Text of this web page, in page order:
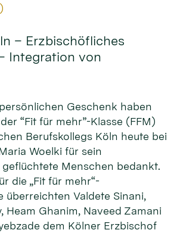
– Erzbischöfliches
Integration von
Geschenk haben
“Fit für mehr”-Klasse (FFM)
Berufskollegs Köln heute bei
Woelki für sein
Menschen bedankt.
die „Fit für mehr“-
überreichten Valdete Sinani,
Heam Ghanim, Naveed Zamani
dem Kölner Erzbischof